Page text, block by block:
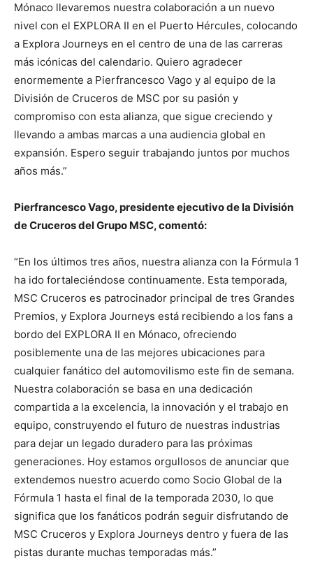
Mónaco llevaremos nuestra colaboración a un nuevo
nivel con el EXPLORA II en el Puerto Hércules, colocando
a Explora Journeys en el centro de una de las carreras
más icónicas del calendario. Quiero agradecer
enormemente a Pierfrancesco Vago y al equipo de la
División de Cruceros de MSC por su pasión y
compromiso con esta alianza, que sigue creciendo y
llevando a ambas marcas a una audiencia global en
expansión. Espero seguir trabajando juntos por muchos
años más.”
Pierfrancesco Vago, presidente ejecutivo de la División
de Cruceros del Grupo MSC, comentó:
“En los últimos tres años, nuestra alianza con la Fórmula 1
ha ido fortaleciéndose continuamente. Esta temporada,
MSC Cruceros es patrocinador principal de tres Grandes
Premios, y Explora Journeys está recibiendo a los fans a
bordo del EXPLORA II en Mónaco, ofreciendo
posiblemente una de las mejores ubicaciones para
cualquier fanático del automovilismo este fin de semana.
Nuestra colaboración se basa en una dedicación
compartida a la excelencia, la innovación y el trabajo en
equipo, construyendo el futuro de nuestras industrias
para dejar un legado duradero para las próximas
generaciones. Hoy estamos orgullosos de anunciar que
extendemos nuestro acuerdo como Socio Global de la
Fórmula 1 hasta el final de la temporada 2030, lo que
significa que los fanáticos podrán seguir disfrutando de
MSC Cruceros y Explora Journeys dentro y fuera de las
pistas durante muchas temporadas más.”